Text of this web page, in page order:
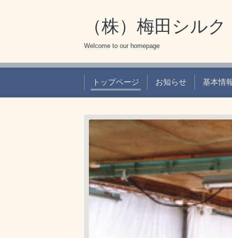
（株）梅田シルク
Welcome to our homepage
トップページ お知らせ 基本情